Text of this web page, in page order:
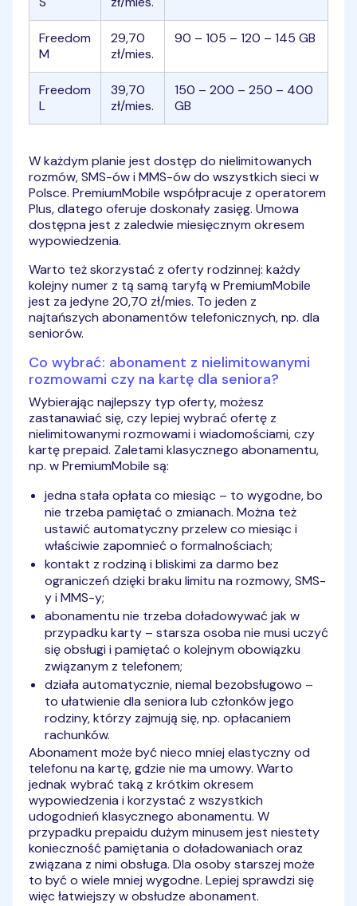
Freedom
M
29,70
zł/mies.
90 – 105 – 120 – 145 GB
Freedom
L
39,70
zł/mies.
150 – 200 – 250 – 400
GB
W każdym planie jest dostęp do nielimitowanych
rozmów, SMS-ów i MMS-ów do wszystkich sieci w
Polsce. PremiumMobile współpracuje z operatorem
Plus, dlatego oferuje doskonały zasięg. Umowa
dostępna jest z zaledwie miesięcznym okresem
wypowiedzenia.
Warto też skorzystać z oferty rodzinnej: każdy
kolejny numer z tą samą taryfą w PremiumMobile
jest za jedyne 20,70 zł/mies. To jeden z
najtańszych abonamentów telefonicznych, np. dla
seniorów.
Co wybrać: abonament z nielimitowanymi
rozmowami czy na kartę dla seniora?
Wybierając najlepszy typ oferty, możesz
zastanawiać się, czy lepiej wybrać ofertę z
nielimitowanymi rozmowami i wiadomościami, czy
kartę prepaid. Zaletami klasycznego abonamentu,
np. w PremiumMobile są:
jedna stała opłata co miesiąc – to wygodne, bo
nie trzeba pamiętać o zmianach. Można też
ustawić automatyczny przelew co miesiąc i
właściwie zapomnieć o formalnościach;
kontakt z rodziną i bliskimi za darmo bez
ograniczeń dzięki braku limitu na rozmowy, SMS-
y i MMS-y;
abonamentu nie trzeba doładowywać jak w
przypadku karty – starsza osoba nie musi uczyć
się obsługi i pamiętać o kolejnym obowiązku
związanym z telefonem;
działa automatycznie, niemal bezobsługowo –
to ułatwienie dla seniora lub członków jego
rodziny, którzy zajmują się, np. opłacaniem
rachunków.
Abonament może być nieco mniej elastyczny od
telefonu na kartę, gdzie nie ma umowy. Warto
jednak wybrać taką z krótkim okresem
wypowiedzenia i korzystać z wszystkich
udogodnień klasycznego abonamentu. W
przypadku prepaidu dużym minusem jest niestety
konieczność pamiętania o doładowaniach oraz
związana z nimi obsługa. Dla osoby starszej może
to być o wiele mniej wygodne. Lepiej sprawdzi się
więc łatwiejszy w obsłudze abonament.